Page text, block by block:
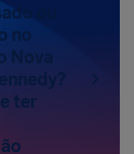
ou
no
ter